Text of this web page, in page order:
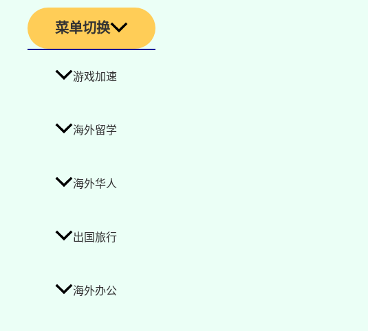
菜单切换
游戏加速
海外留学
海外华人
出国旅行
海外办公